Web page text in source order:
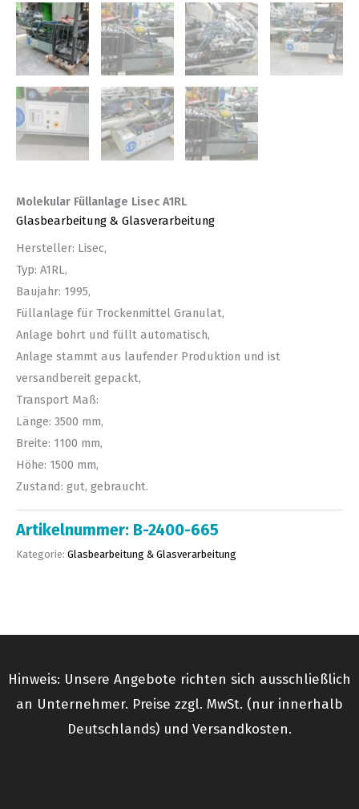
Molekular Füllanlage Lisec A1RL
Glasbearbeitung & Glasverarbeitung
Hersteller: Lisec,
Typ: A1RL,
Baujahr: 1995,
Füllanlage für Trockenmittel Granulat,
Anlage bohrt und füllt automatisch,
Anlage stammt aus laufender Produktion und ist
versandbereit gepackt,
Transport Maß:
Länge: 3500 mm,
Breite: 1100 mm,
Höhe: 1500 mm,
Zustand: gut, gebraucht.
Artikelnummer: B-2400-665
Kategorie: Glasbearbeitung & Glasverarbeitung
Hinweis: Unsere Angebote richten sich ausschließlich
an Unternehmer. Preise zzgl. MwSt. (nur innerhalb
Deutschlands) und Versandkosten.